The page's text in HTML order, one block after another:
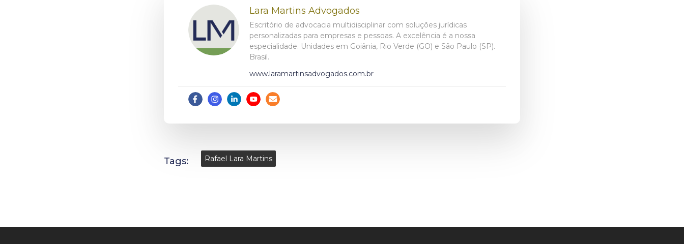
Lara Martins Advogados
Escritório de advocacia multidisciplinar com soluções jurídicas
personalizadas para empresas e pessoas. A excelência é a nossa
especialidade. Unidades em Goiânia, Rio Verde (GO) e São Paulo (SP).
Brasil.
www.laramartinsadvogados.com.br
Tags: Rafael Lara Martins